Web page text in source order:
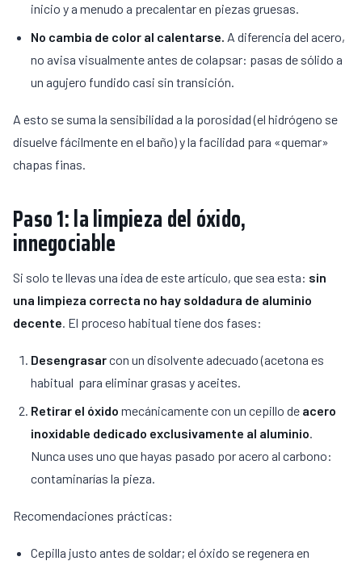
inicio y a menudo a precalentar en piezas gruesas.
No cambia de color al calentarse. A diferencia del acero,
no avisa visualmente antes de colapsar: pasas de sólido a
un agujero fundido casi sin transición.
A esto se suma la sensibilidad a la porosidad (el hidrógeno se
disuelve fácilmente en el baño) y la facilidad para «quemar»
chapas finas.
Paso 1: la limpieza del óxido,
innegociable
Si solo te llevas una idea de este artículo, que sea esta: sin
una limpieza correcta no hay soldadura de aluminio
decente. El proceso habitual tiene dos fases:
Desengrasarcon un disolvente adecuado (acetona es
habitual para eliminar grasas y aceites.
Retirar el óxido mecánicamente con un cepillo de acero
inoxidable dedicado exclusivamente al aluminio.
Nunca uses uno que hayas pasado por acero al carbono:
contaminarías la pieza.
Recomendaciones prácticas:
Cepilla justo antes de soldar; el óxido se regenera en